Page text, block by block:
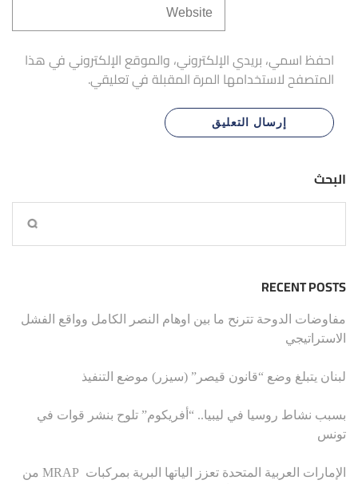
احفظ اسمي، بريدي الإلكتروني، والموقع الإلكتروني في هذا
المتصفح لاستخدامها المرة المقبلة في تعليقي.
البحث
RECENT POSTS
مفاوضات الدوحة تترنح ما بين اوهام النصر الكامل وواقع الفشل
الاستراتيجي
لبنان يتبلغ وضع “قانون قيصر” (سيزر) موضع التنفيذ
بسبب نشاط روسيا في ليبيا.. “أفريكوم” تلوح بنشر قوات في
تونس
الإمارات العربية المتحدة تعزز الياتها البرية بمركبات MRAP من